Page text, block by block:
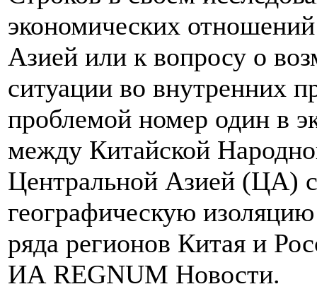
экономических
Азией или к вопросу о
ситуации во внутренних
проблемой номер один в
между Китайской
Центральной Азией (ЦА)
географическую
ряда регионов Китая и
ИА REGNUM Новости.